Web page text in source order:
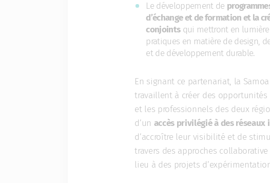
Le développement de
d’échange et de formation et la
conjointsqui mettront en
pratiques en matière de design,
et de développement durable.
En signant ce partenariat, la
travaillent à créer des
et les professionnels des deux
d’un accès privilégié à des
d’accroître leur visibilité et de
travers des approches
lieu à des projets